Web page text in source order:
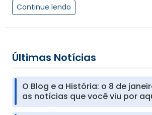
Continue lendo
Últimas Notícias
O Blog e a História: o 8 de
as notícias que você viu por